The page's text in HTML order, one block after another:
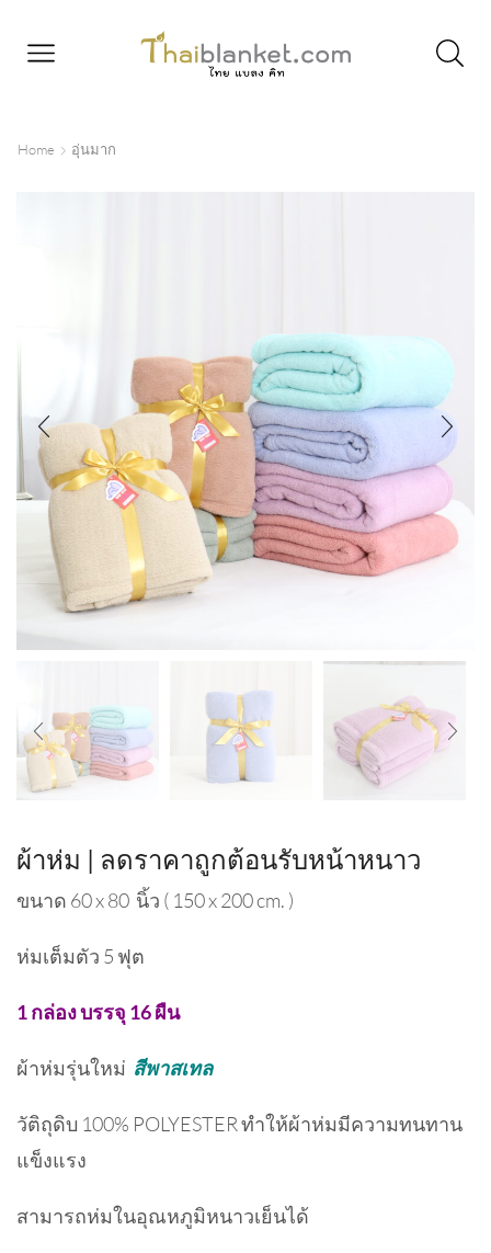
Home อุ่นมาก
ผ้าห่ม | ลดราคาถูกต้อนรับหน้าหนาว
ขนาด 60 x 80 นิ้ว ( 150 x 200 cm. )
ห่มเต็มตัว 5 ฟุต
1 กล่อง บรรจุ 16 ผืน
ผ้าห่มรุ่นใหม่ สีพาสเทล
วัติถุดิบ 100% POLYESTER ทำให้ผ้าห่มมีความทนทาน
แข็งแรง
สามารถห่มในอุณหภูมิหนาวเย็นได้